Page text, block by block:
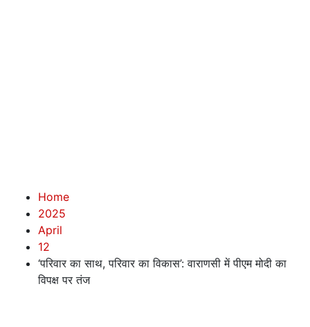
Home
2025
April
12
‘परिवार का साथ, परिवार का विकास’: वाराणसी में पीएम मोदी का
विपक्ष पर तंज